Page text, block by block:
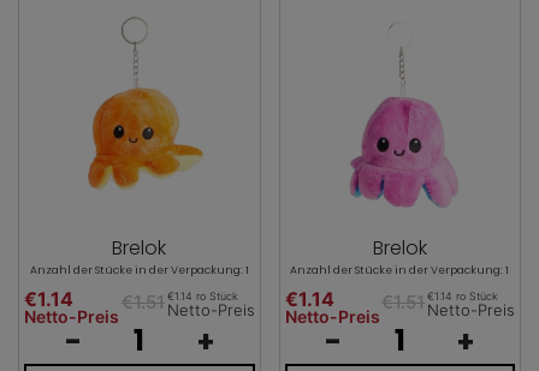
Brelok
Anzahl der Stücke in der Verpackung: 1
€1.14
Netto-Preis
€1.51 €1.14 ro Stück
Netto-Preis
- +
Brelok
Anzahl der Stücke in der Verpackung: 1
€1.14
Netto-Preis
€1.51€1.14 ro Stück
Netto-Preis
- +